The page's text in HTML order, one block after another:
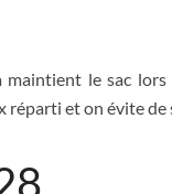
maintient le sac
réparti et on évite de